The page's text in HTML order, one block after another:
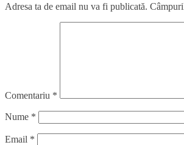
Adresa ta de email nu va fi publicată.
Comentariu *
Nume *
Email *